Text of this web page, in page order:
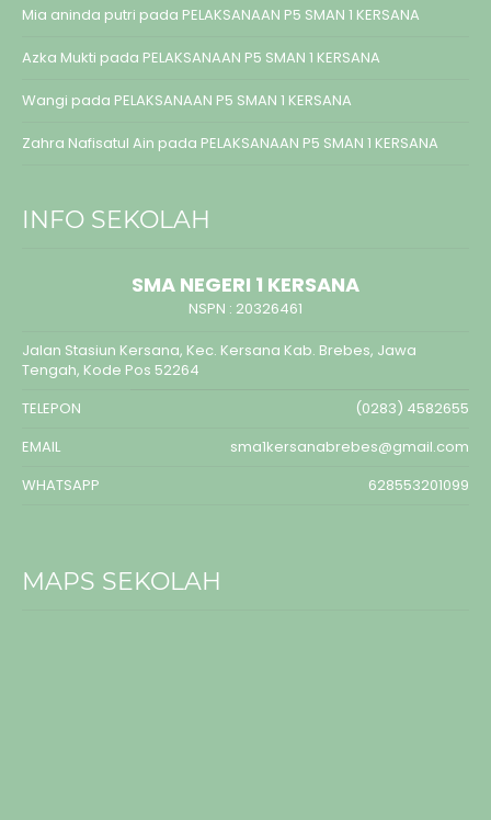
Mia aninda putri pada PELAKSANAAN P5 SMAN 1 KERSANA
Azka Mukti pada PELAKSANAAN P5 SMAN 1 KERSANA
Wangi pada PELAKSANAAN P5 SMAN 1 KERSANA
Zahra Nafisatul Ain pada PELAKSANAAN P5 SMAN 1 KERSANA
INFO SEKOLAH
SMA NEGERI 1 KERSANA
NSPN : 20326461
Jalan Stasiun Kersana, Kec. Kersana Kab. Brebes, Jawa
Tengah, Kode Pos 52264
TELEPON
(0283) 4582655
EMAIL
sma1kersanabrebes@gmail.com
WHATSAPP
628553201099
MAPS SEKOLAH